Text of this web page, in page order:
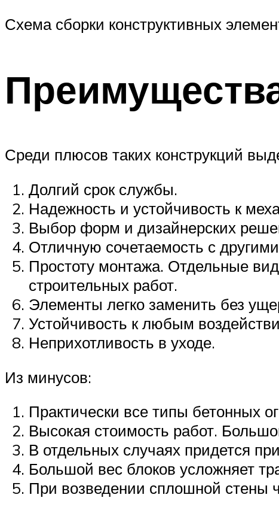
Схема сборки конструктивных
Среди плюсов таких конструкций
Долгий срок службы.
Надежность и устойчивость к
Выбор форм и дизайнерских
Отличную сочетаемость с
Простоту монтажа. Отдельные
строительных работ.
Элементы легко заменить без
Устойчивость к любым
Неприхотливость в уходе.
Из минусов:
Практически все типы бетонных
Высокая стоимость работ.
В отдельных случаях придется
Большой вес блоков усложняет
При возведении сплошной стены